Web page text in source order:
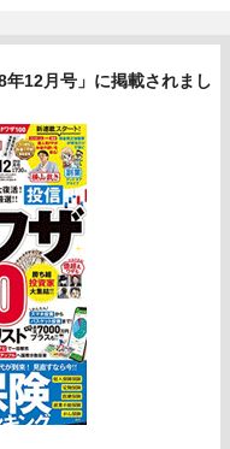
12月号」に掲載されまし